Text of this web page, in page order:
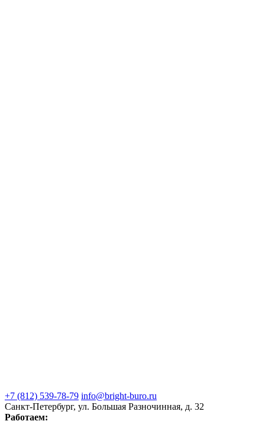
+7 (812) 539-78-79 info@bright-buro.ru
Санкт-Петербург, ул. Большая Разночинная, д. 32
Работаем: